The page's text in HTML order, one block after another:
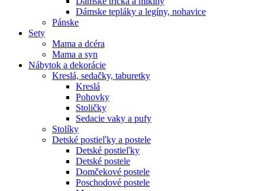
Dámske tepláky a legíny, nohavice
Pánske
Sety
Mama a dcéra
Mama a syn
Nábytok a dekorácie
Kreslá, sedačky, taburetky
Kreslá
Pohovky
Stoličky
Sedacie vaky a pufy
Stolíky
Detské postieľky a postele
Detské postieľky
Detské postele
Domčekové postele
Poschodové postele